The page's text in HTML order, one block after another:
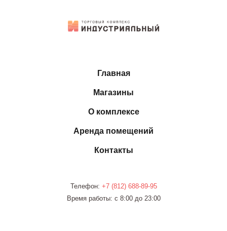
Главная
Магазины
О комплексе
Аренда помещений
Контакты
Телефон: +7 (812) 688-89-95
Время работы: с 8:00 до 23:00